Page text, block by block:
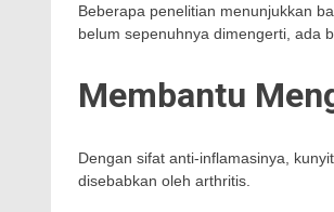
Beberapa penelitian menunjukkan
belum sepenuhnya dimengerti, ada
Membantu
Dengan sifat anti-inflamasinya,
disebabkan oleh arthritis.